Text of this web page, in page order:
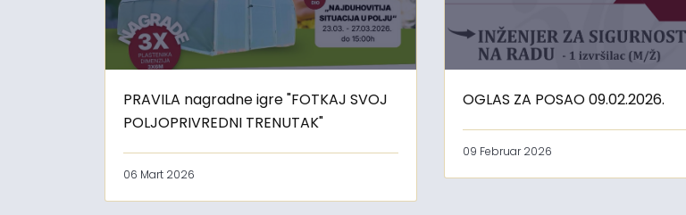
PRAVILA nagradne igre "FOTKAJ SVOJ
POLJOPRIVREDNI TRENUTAK"
06 Mart 2026
OGLAS ZA POSAO 09.02.2026.
09 Februar 2026